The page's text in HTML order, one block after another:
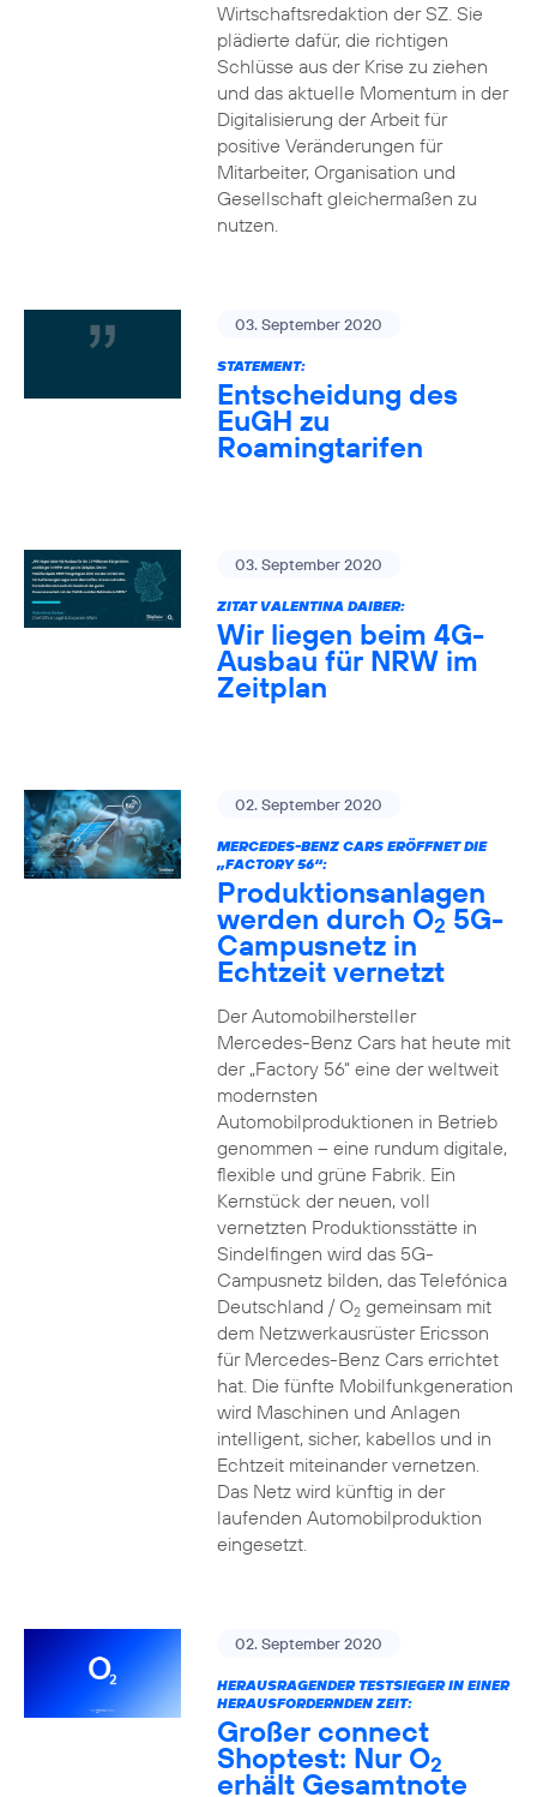
Wirtschaftsredaktion der SZ. Sie
plädierte dafür, die richtigen
Schlüsse aus der Krise zu ziehen
und das aktuelle Momentum in der
Digitalisierung der Arbeit für
positive Veränderungen für
Mitarbeiter, Organisation und
Gesellschaft gleichermaßen zu
nutzen.
03. September 2020
STATEMENT:
Entscheidung des
EuGH zu
Roamingtarifen
03. September 2020
ZITAT VALENTINA DAIBER:
Wir liegen beim 4G-
Ausbau für NRW im
Zeitplan
02. September 2020
MERCEDES-BENZ CARS ERÖFFNET DIE
„FACTORY 56“:
Produktionsanlagen
werden durch O25G-
Campusnetz in
Echtzeit vernetzt
Der Automobilhersteller
Mercedes-Benz Cars hat heute mit
der „Factory 56“ eine der weltweit
modernsten
Automobilproduktionen in Betrieb
genommen – eine rundum digitale,
flexible und grüne Fabrik. Ein
Kernstück der neuen, voll
vernetzten Produktionsstätte in
Sindelfingen wird das 5G-
Campusnetz bilden, das Telefónica
Deutschland / O2gemeinsam mit
dem Netzwerkausrüster Ericsson
für Mercedes-Benz Cars errichtet
hat. Die fünfte Mobilfunkgeneration
wird Maschinen und Anlagen
intelligent, sicher, kabellos und in
Echtzeit miteinander vernetzen.
Das Netz wird künftig in der
laufenden Automobilproduktion
eingesetzt.
02. September 2020
HERAUSRAGENDER TESTSIEGER IN EINER
HERAUSFORDERNDEN ZEIT:
Großer connect
Shoptest: Nur O2
erhält Gesamtnote